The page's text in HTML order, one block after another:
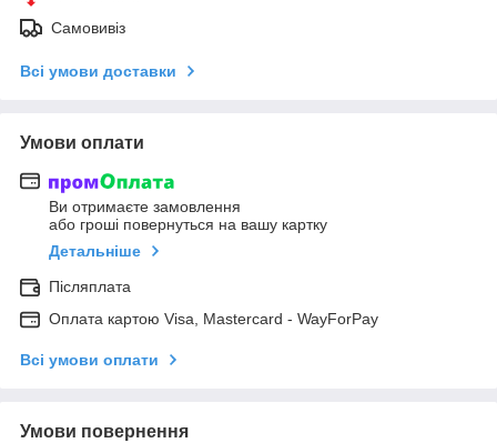
Самовивіз
Всі умови доставки
Умови оплати
Ви отримаєте замовлення
або гроші повернуться на вашу картку
Детальніше
Післяплата
Оплата картою Visa, Mastercard - WayForPay
Всі умови оплати
Умови повернення